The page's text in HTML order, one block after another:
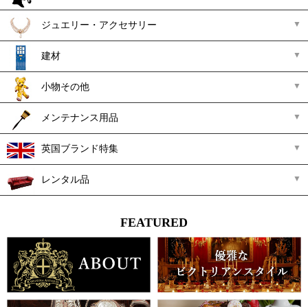
ジュエリー・アクセサリー
建材
小物その他
メンテナンス用品
英国ブランド特集
レンタル品
FEATURED